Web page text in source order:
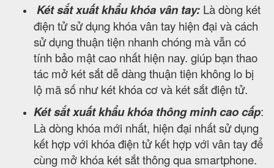
Két sắt xuất khẩu khóa vân tay: Là dòng két
điện tử sử dụng khóa vân tay hiện đại và cách
sử dụng thuận tiện nhanh chóng mà vẫn có
tính bảo mật cao nhất hiện nay. giúp bạn thao
tác mở két sắt dễ dàng thuận tiện không lo bị
lộ mã số như két khóa cơ và két sắt điện tử.
Két sắt xuất khẩu khóa thông minh cao cấp:
Là dòng khóa mới nhất, hiện đại nhất sử dụng
kết hợp với khóa điện tử kết hợp với vân tay để
cùng mở khóa két sắt thông qua smartphone.